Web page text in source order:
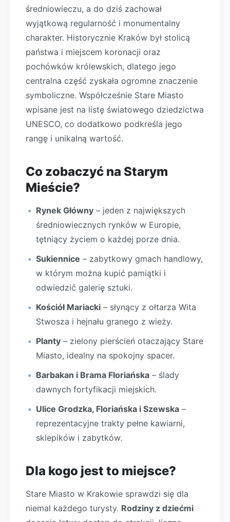
średniowieczu, a do dziś zachował
wyjątkową regularność i monumentalny
charakter. Historycznie Kraków był stolicą
państwa i miejscem koronacji oraz
pochówków królewskich, dlatego jego
centralna część zyskała ogromne znaczenie
symboliczne. Współcześnie Stare Miasto
wpisane jest na listę światowego dziedzictwa
UNESCO, co dodatkowo podkreśla jego
rangę i unikalną wartość.
Co zobaczyć na Starym
Mieście?
Rynek Główny – jeden z największych
średniowiecznych rynków w Europie,
tętniący życiem o każdej porze dnia.
Sukiennice – zabytkowy gmach handlowy,
w którym można kupić pamiątki i
odwiedzić galerię sztuki.
Kościół Mariacki – słynący z ołtarza Wita
Stwosza i hejnału granego z wieży.
Planty – zielony pierścień otaczający Stare
Miasto, idealny na spokojny spacer.
Barbakan i Brama Floriańska – ślady
dawnych fortyfikacji miejskich.
Ulice Grodzka, Floriańska i Szewska –
reprezentacyjne trakty pełne kawiarni,
sklepików i zabytków.
Dla kogo jest to miejsce?
Stare Miasto w Krakowie sprawdzi się dla
niemal każdego turysty. Rodziny z dziećmi